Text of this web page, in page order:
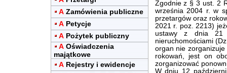
A Zamówienia publiczne
A Petycje
A Pożytek publiczny
A Oświadczenia
majątkowe
A Rejestry i ewidencje
Zgodnie z § 3 ust. 2
września 2004 r. w
przetargów oraz
2021 r. poz. 2213)
ustawy z dnia 21
nieruchomościami
organ nie
rokowań, jest on
zorganizować
W dniu 12